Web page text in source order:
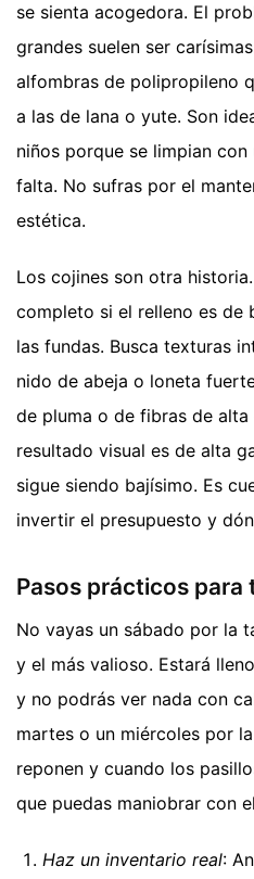
se sienta acogedora. El
grandes suelen ser
alfombras de polipropileno
a las de lana o yute. Son
niños porque se limpian con
falta. No sufras por el
estética.
Los cojines son otra
completo si el relleno es de
las fundas. Busca texturas
nido de abeja o loneta
de pluma o de fibras de
resultado visual es de alta
sigue siendo bajísimo. Es
invertir el presupuesto y
Pasos prácticos para
No vayas un sábado por la
y el más valioso. Estará
y no podrás ver nada con
martes o un miércoles por
reponen y cuando los
que puedas maniobrar con
Haz un inventario real: